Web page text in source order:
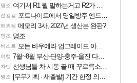
명조 여기서 R1 뭘 말하는거고 R2가 뭘말하는걸까요?
섭컬겜 포트나이트에서 명일방주 엔드필드 [펠리카] 판매 예정
해외겜 메모리 3사, 2027년 생산분 완판?
명조 명조
비스트 모든 바우에라 업그레이드 아이템 획득 위치 공략 (89개)
여행 7월~8월 부산-단양-충주-울진 다녀왔어요~
차벤 선생님들 차 시동 끌 때 꾸르륵소리나는데
명조 [무무기획 · 새출발] 기간 한정 의뢰 이벤트